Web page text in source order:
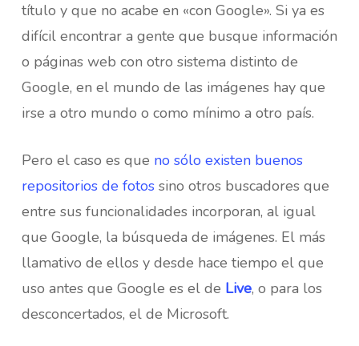
título y que no acabe en «con Google». Si ya es
difícil encontrar a gente que busque información
o páginas web con otro sistema distinto de
Google, en el mundo de las imágenes hay que
irse a otro mundo o como mínimo a otro país.
Pero el caso es que no sólo existen buenos
repositorios de fotossino otros buscadores que
entre sus funcionalidades incorporan, al igual
que Google, la búsqueda de imágenes. El más
llamativo de ellos y desde hace tiempo el que
uso antes que Google es el de Live, o para los
desconcertados, el de Microsoft.